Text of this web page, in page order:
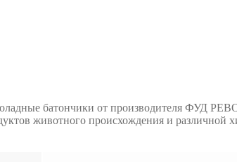
батончики от производителя ФУД
животного происхождения и различной